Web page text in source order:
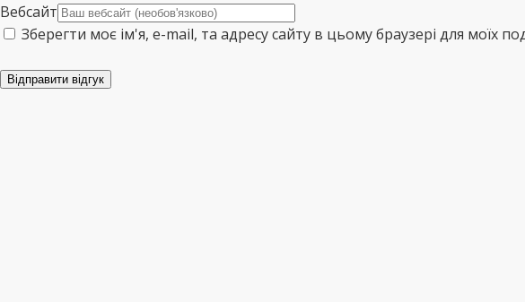
Вебсайт
Зберегти моє ім'я, e-mail, та адресу сайту в цьому браузері для моїх
Відправити відгук